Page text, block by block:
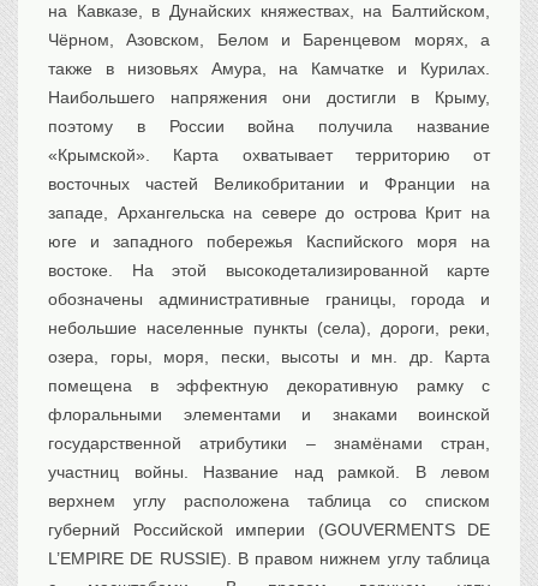
на Кавказе, в Дунайских княжествах, на Балтийском,
Чёрном, Азовском, Белом и Баренцевом морях, а
также в низовьях Амура, на Камчатке и Курилах.
Наибольшего напряжения они достигли в Крыму,
поэтому в России война получила название
«Крымской». Карта охватывает территорию от
восточных частей Великобритании и Франции на
западе, Архангельска на севере до острова Крит на
юге и западного побережья Каспийского моря на
востоке. На этой высокодетализированной карте
обозначены административные границы, города и
небольшие населенные пункты (села), дороги, реки,
озера, горы, моря, пески, высоты и мн. др. Карта
помещена в эффектную декоративную рамку с
флоральными элементами и знаками воинской
государственной атрибутики – знамёнами стран,
участниц войны. Название над рамкой. В левом
верхнем углу расположена таблица со списком
губерний Российской империи (GOUVERMENTS DE
L’EMPIRE DE RUSSIE). В правом нижнем углу таблица